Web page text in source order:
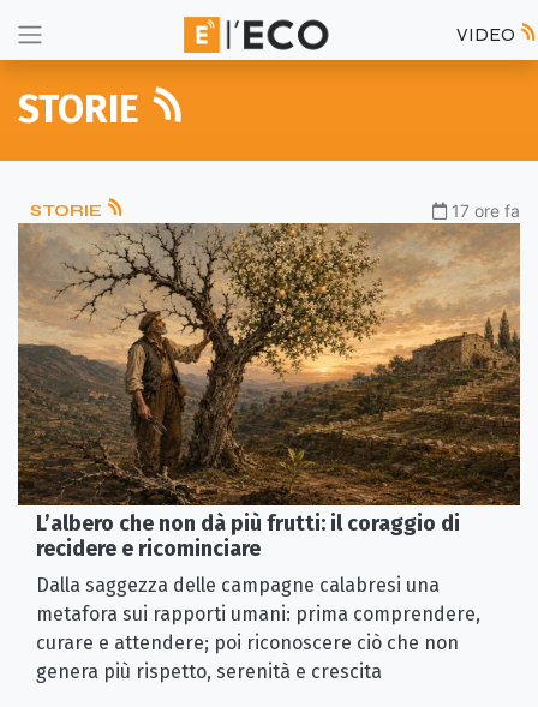
VIDEO
STORIE
STORIE 17 ore fa
L’albero che non dà più frutti: il coraggio di
recidere e ricominciare
Dalla saggezza delle campagne calabresi una
metafora sui rapporti umani: prima comprendere,
curare e attendere; poi riconoscere ciò che non
genera più rispetto, serenità e crescita